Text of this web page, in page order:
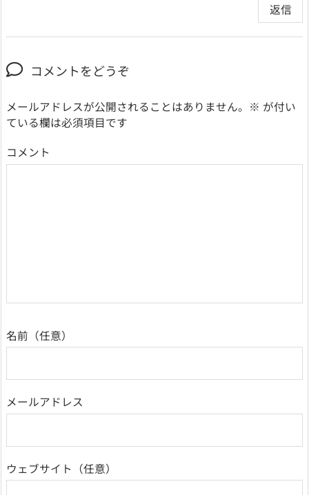
返信
コメントをどうぞ
メールアドレスが公開されることはありません。 ※ が付い
ている欄は必須項目です
コメント
名前
メールアドレス
ウェブサイト